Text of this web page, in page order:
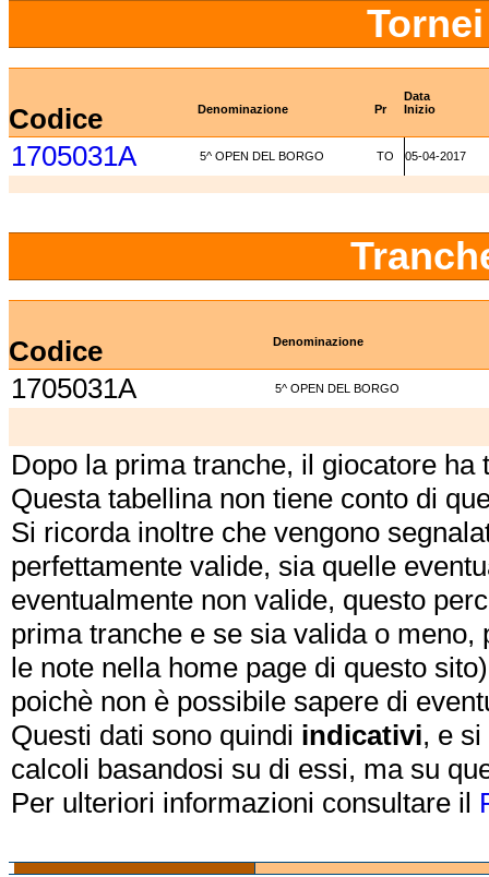
Data
Codice Denominazione Pr Inizio
1705031A 5^ OPEN DEL BORGO TO 05-04-2017
Codice Denominazione
1705031A 5^ OPEN DEL BORGO
Dopo la prima tranche, il giocatore
Questa tabellina non tiene conto di
Si ricorda inoltre che vengono
perfettamente valide, sia quelle
eventualmente non valide, questo
prima tranche e se sia valida o
le note nella home page di questo
poichè non è possibile sapere di
Questi dati sono quindi indicativi, e
calcoli basandosi su di essi, ma su
Per ulteriori informazioni consultare il